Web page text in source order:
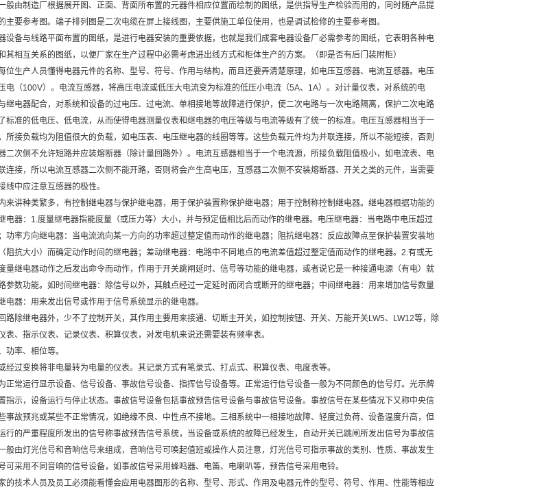
般由制造厂根据展开图、正面、背面所布置的元器件相应位置而绘制的图纸，是供指导生产检验而用的，同时随产品提
主要参考图。端子排列图是二次电缆在屏上接线图，主要供施工单位使用，也是调试检修的主要参考图。
设备与线路平面布置的图纸，是进行电器安装的重要依据，也就是我们成套电器设备厂必需参考的图纸，它表明各种电
其相互关系的图纸，以便厂家在生产过程中必需考虑进出线方式和柜体生产的方案。（即是否有后门装附柜）
位生产人员懂得电器元件的名称、型号、符号、作用与结构，而且还要弄清楚原理，如电压互感器、电流互感器。电压
电（100V）。电流互感器，将高压电流或低压大电流变为标准的低压小电流（5A、1A）。对计量仪表，对系统的电
继电器配合，对系统和设备的过电压、过电流、单相接地等故障进行保护，使二次电路与一次电路隔离，保护二次电路
标准的低电压、低电流，从而使得电器测量仪表和继电器的电压等级与电流等级有了统一的标准。电压互感器相当于一
所接负载均为阻值很大的负载，如电压表、电压继电器的线圈等等。这些负载元件均为并联连接，所以不能短接，否则
二次侧不允许短路并应装熔断器（除计量回路外）。电流互感器相当于一个电流源，所接负载阻值极小，如电流表、电
连接，所以电流互感器二次侧不能开路，否则将会产生高电压，互感器二次侧不安装熔断器、开关之类的元件，当需要
中应注意互感器的极性。
来讲种类繁多，有控制继电器与保护继电器，用于保护装置称保护继电器；用于控制称控制继电器。继电器根据功能的
电器：1.度量继电器指能度量（或压力等）大小，并与预定值相比后而动作的继电器。电压继电器：当电路中电压超过
功率方向继电器：当电流流向某一方向的功率超过整定值而动作的继电器；阻抗继电器：反应故障点至保护装置安装地
阻抗大小）而确定动作时间的继电器；差动继电器：电路中不同地点的电流差值超过整定值而动作的继电器。2.有或无
量继电器动作之后发出命令而动作，作用于开关跳闸延时、信号等功能的继电器，或者说它是一种接通电源（有电）就
参数功能。如时间继电器：除信号以外，其触点经过一定延时而闭合或断开的继电器；中间继电器：用来增加信号数量
电器：用来发出信号或作用于信号系统显示的继电器。
路除继电器外，少不了控制开关，其作用主要用来接通、切断主开关，如控制按钮、开关、万能开关LW5、LW12等，除
表、指示仪表、记录仪表、积算仪表，对发电机来说还需要装有频率表。
功率、相位等。
经过变换将非电量转为电量的仪表。其记录方式有笔录式、打点式、积算仪表、电度表等。
正常运行显示设备、信号设备、事故信号设备、指挥信号设备等。正常运行信号设备一般为不同颜色的信号灯。光示牌
指示，设备运行与停止状态。事故信号设备包括事故预告信号设备与事故信号设备。事故信号在某些情况下又称中央信
事故预兆或某些不正常情况，如绝缘不良、中性点不接地。三相系统中一相接地故障、轻度过负荷、设备温度升高，但
行的严重程度所发出的信号称事故预告信号系统，当设备或系统的故障已经发生，自动开关已跳闸所发出信号为事故信
般由灯光信号和音响信号来组成，音响信号可唤起值班或操作人员注意，灯光信号可指示事故的类别、性质、事故发生
可采用不同音响的信号设备，如事故信号采用蜂鸣器、电笛、电喇叭等，预告信号采用电铃。
的技术人员及员工必须能看懂会应用电器图形的名称、型号、形式、作用及电器元件的型号、符号、作用、性能等相应